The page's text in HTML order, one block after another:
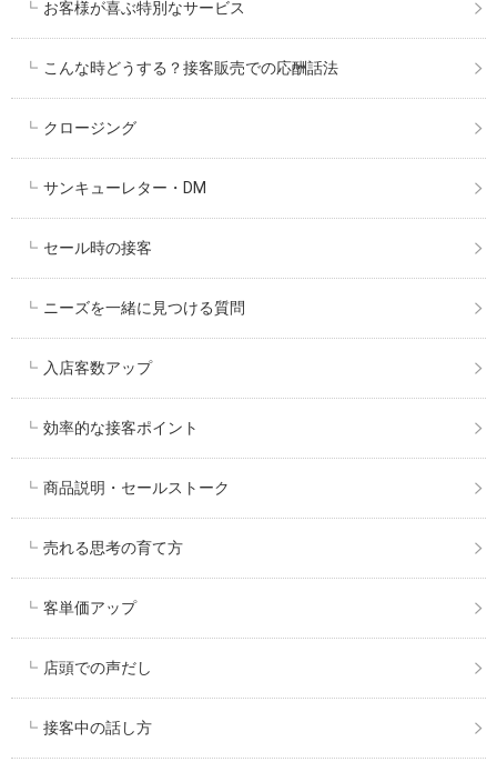
お客様が喜ぶ特別なサービス
こんな時どうする？接客販売での応酬話法
クロージング
サンキューレター・DM
セール時の接客
ニーズを一緒に見つける質問
入店客数アップ
効率的な接客ポイント
商品説明・セールストーク
売れる思考の育て方
客単価アップ
店頭での声だし
接客中の話し方